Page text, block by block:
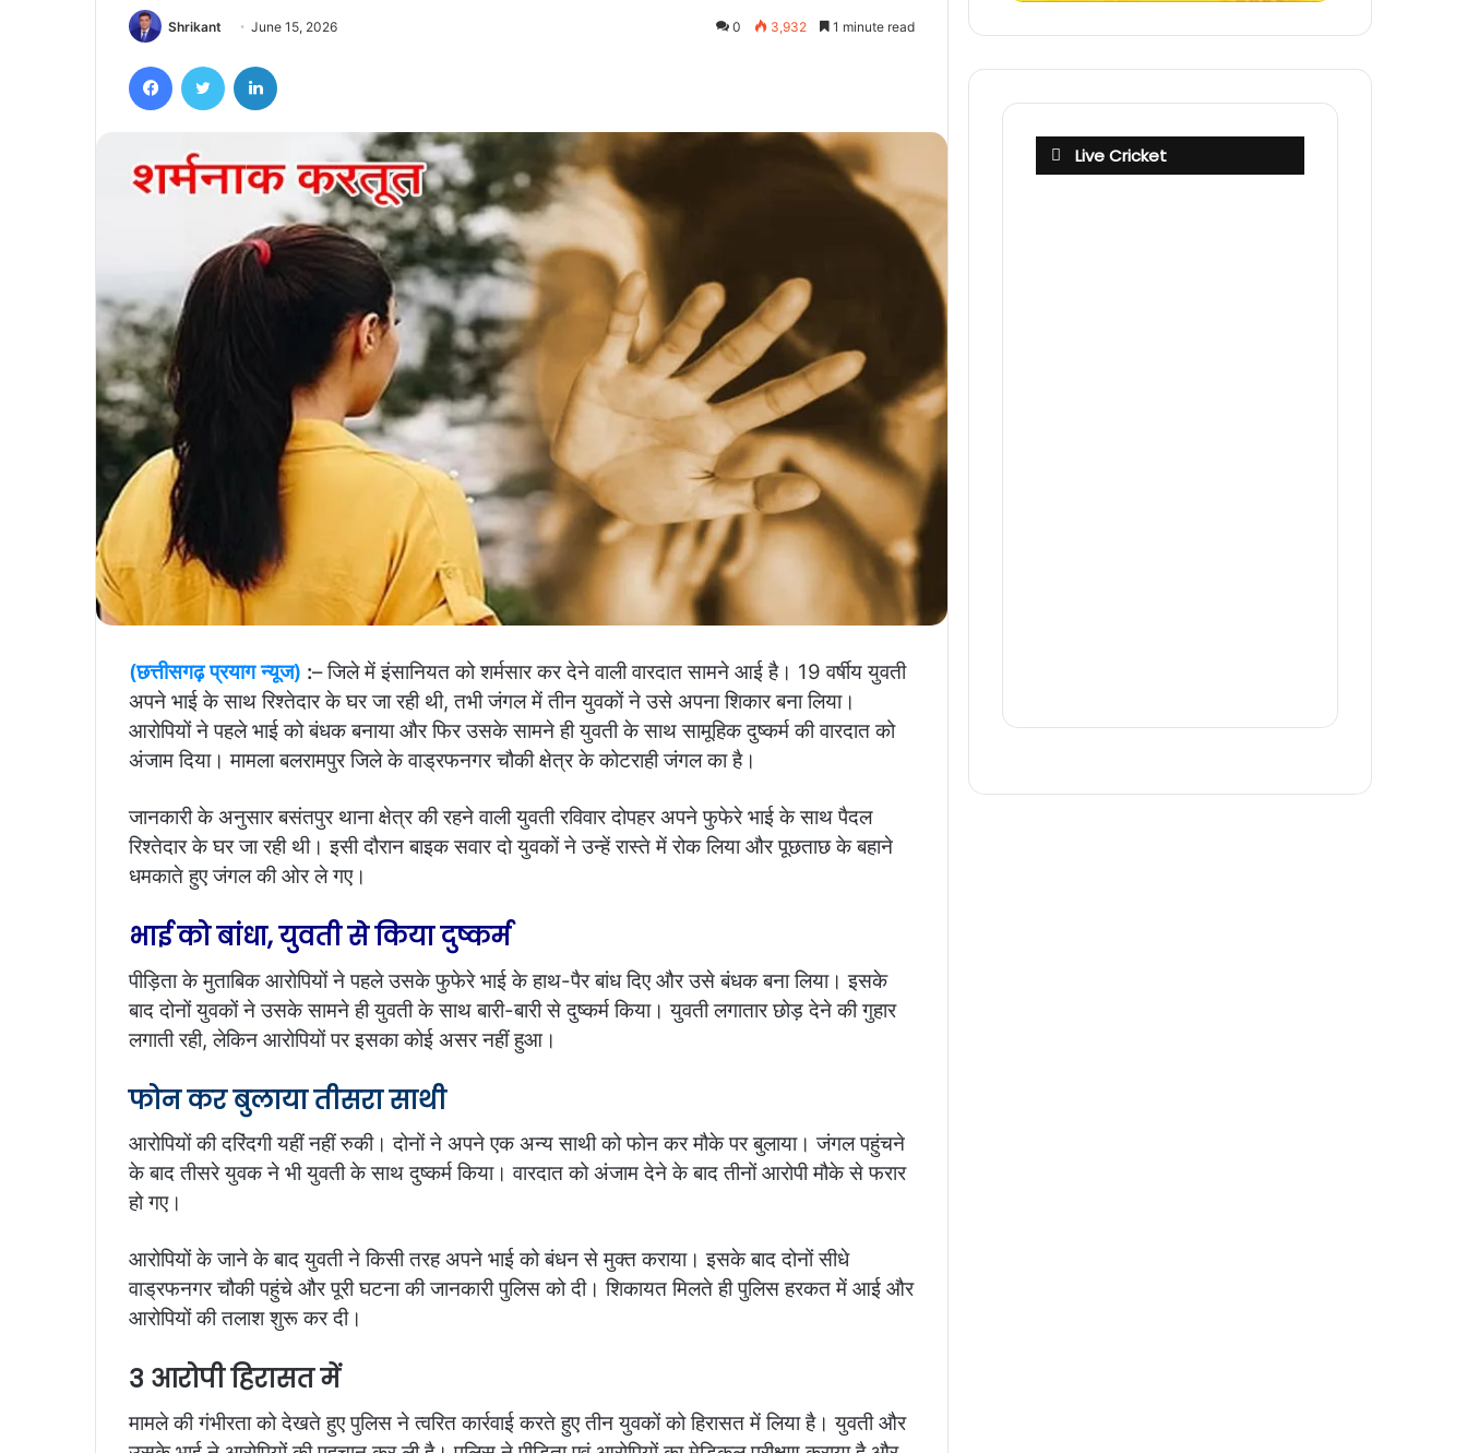
Shrikant June 15, 2026 0 3,932 1 minute read
(छत्तीसगढ़ प्रयाग न्यूज) :– जिले में इंसानियत को शर्मसार कर देने वाली वारदात सामने आई है। 19 वर्षीय युवती
अपने भाई के साथ रिश्तेदार के घर जा रही थी, तभी जंगल में तीन युवकों ने उसे अपना शिकार बना लिया।
आरोपियों ने पहले भाई को बंधक बनाया और फिर उसके सामने ही युवती के साथ सामूहिक दुष्कर्म की वारदात को
अंजाम दिया। मामला बलरामपुर जिले के वाड्रफनगर चौकी क्षेत्र के कोटराही जंगल का है।
जानकारी के अनुसार बसंतपुर थाना क्षेत्र की रहने वाली युवती रविवार दोपहर अपने फुफेरे भाई के साथ पैदल
रिश्तेदार के घर जा रही थी। इसी दौरान बाइक सवार दो युवकों ने उन्हें रास्ते में रोक लिया और पूछताछ के बहाने
धमकाते हुए जंगल की ओर ले गए।
भाई को बांधा, युवती से किया दुष्कर्म
पीड़िता के मुताबिक आरोपियों ने पहले उसके फुफेरे भाई के हाथ-पैर बांध दिए और उसे बंधक बना लिया। इसके
बाद दोनों युवकों ने उसके सामने ही युवती के साथ बारी-बारी से दुष्कर्म किया। युवती लगातार छोड़ देने की गुहार
लगाती रही, लेकिन आरोपियों पर इसका कोई असर नहीं हुआ।
फोन कर बुलाया तीसरा साथी
आरोपियों की दरिंदगी यहीं नहीं रुकी। दोनों ने अपने एक अन्य साथी को फोन कर मौके पर बुलाया। जंगल पहुंचने
के बाद तीसरे युवक ने भी युवती के साथ दुष्कर्म किया। वारदात को अंजाम देने के बाद तीनों आरोपी मौके से फरार
हो गए।
आरोपियों के जाने के बाद युवती ने किसी तरह अपने भाई को बंधन से मुक्त कराया। इसके बाद दोनों सीधे
वाड्रफनगर चौकी पहुंचे और पूरी घटना की जानकारी पुलिस को दी। शिकायत मिलते ही पुलिस हरकत में आई और
आरोपियों की तलाश शुरू कर दी।
3 आरोपी हिरासत में
मामले की गंभीरता को देखते हुए पुलिस ने त्वरित कार्रवाई करते हुए तीन युवकों को हिरासत में लिया है। युवती और
Live Cricket